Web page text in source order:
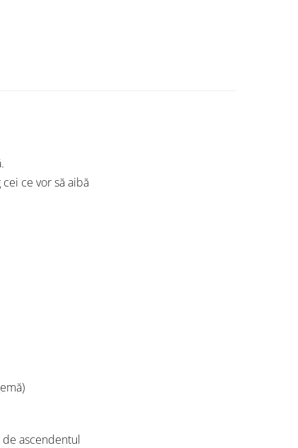
ce vor să aibă
ascendentul